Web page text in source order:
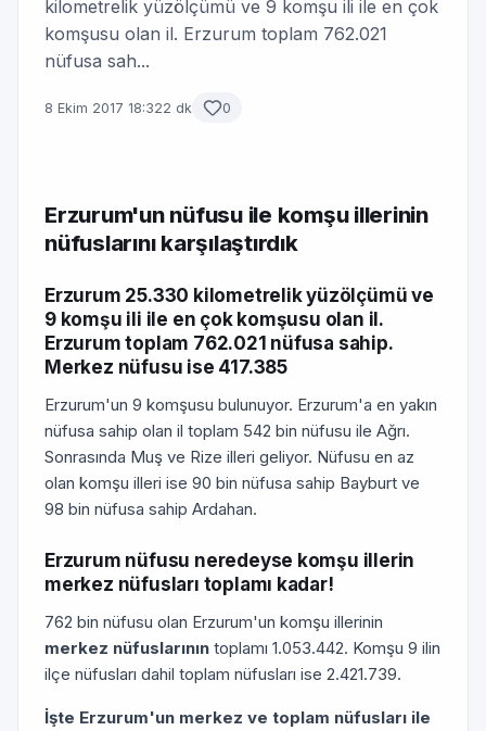
kilometrelik yüzölçümü ve 9 komşu ili ile en çok
komşusu olan il. Erzurum toplam 762.021
nüfusa sah...
8 Ekim 2017 18:322 dk 0
Erzurum'un nüfusu ile komşu illerinin
nüfuslarını karşılaştırdık
Erzurum 25.330 kilometrelik yüzölçümü ve
9 komşu ili ile en çok komşusu olan il.
Erzurum toplam 762.021 nüfusa sahip.
Merkez nüfusu ise 417.385
Erzurum'un 9 komşusu bulunuyor. Erzurum'a en yakın
nüfusa sahip olan il toplam 542 bin nüfusu ile Ağrı.
Sonrasında Muş ve Rize illeri geliyor. Nüfusu en az
olan komşu illeri ise 90 bin nüfusa sahip Bayburt ve
98 bin nüfusa sahip Ardahan.
Erzurum nüfusu neredeyse komşu illerin
merkez nüfusları toplamı kadar!
762 bin nüfusu olan Erzurum'un komşu illerinin
merkez nüfuslarının toplamı 1.053.442. Komşu 9 ilin
ilçe nüfusları dahil toplam nüfusları ise 2.421.739.
İşte Erzurum'un merkez ve toplam nüfusları ile